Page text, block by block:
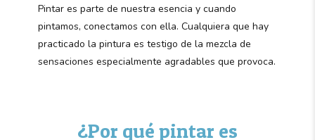
Pintar es parte de nuestra esencia y cuando
pintamos, conectamos con ella. Cualquiera que hay
practicado la pintura es testigo de la mezcla de
sensaciones especialmente agradables que provoca.
¿Por qué pintar es